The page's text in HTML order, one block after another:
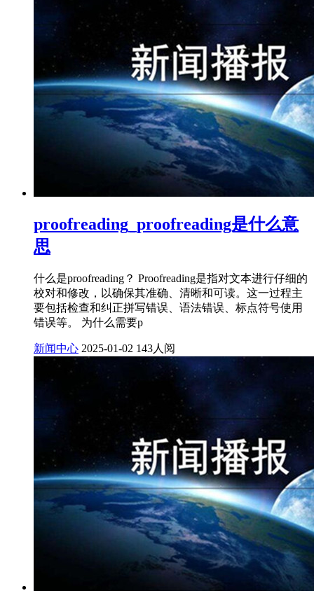
proofreading_proofreading是什么意
思
什么是proofreading？ Proofreading是指对文本进行仔细的
校对和修改，以确保其准确、清晰和可读。这一过程主
要包括检查和纠正拼写错误、语法错误、标点符号使用
错误等。 为什么需要p
新闻中心 2025-01-02 143人阅